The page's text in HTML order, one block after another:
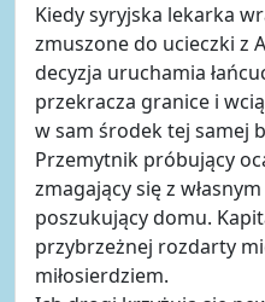
Kiedy syryjska lekarka
zmuszone do ucieczki z
decyzja uruchamia
przekracza granice i
w sam środek tej samej
Przemytnik próbujący
zmagający się z
poszukujący domu.
przybrzeżnej rozdarty
miłosierdziem.